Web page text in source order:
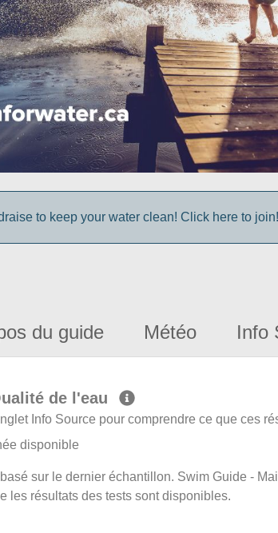
to keep your water clean! Click here to join!
du guide Météo Info
de l'eau
Info Source pour comprendre ce que ces
disponible
sur le dernier échantillon. Swim Guide -
les résultats des tests sont disponibles.